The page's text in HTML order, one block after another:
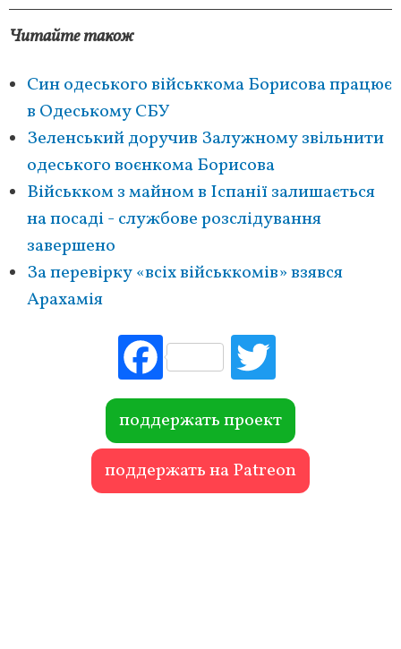
Читайте також
Син одеського військкома Борисова працює
в Одеському СБУ
Зеленський доручив Залужному звільнити
одеського воєнкома Борисова
Військком з майном в Іспанії залишається
на посаді - службове розслідування
завершено
За перевірку «всіх військкомів» взявся
Арахамія
Fac
ebo
ok r
поддержать проект
поддержать на Patreon